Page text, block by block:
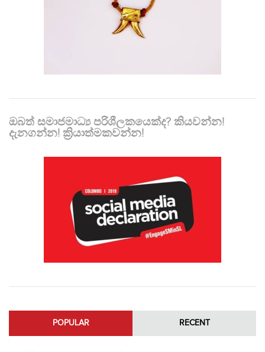
ඔබත් සමාජමාධ්‍ය පරිශීලකයෙක්ද? කියවන්න!
දැනගන්න! ක්‍රියාත්මකවන්න!
POPULAR RECENT